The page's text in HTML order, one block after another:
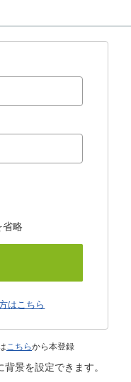
省略
はこちら
こちらから本登録
景を設定できます。